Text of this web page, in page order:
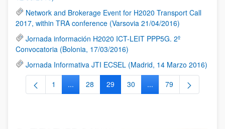
Network and Brokerage Event for H2020 Transport Call
2017, within TRA conference (Varsovia 21/04/2016)
Jornada información H2020 ICT-LEIT PPP5G. 2º
Convocatoria (Bolonia, 17/03/2016)
Jornada Informativa JTI ECSEL (Madrid, 14 Marzo 2016)
Página
1 ...Páginas intermedias Use TAB para desplazarse.
Página
28 Página
29 Página
30 ...Páginas intermedias
Página
79